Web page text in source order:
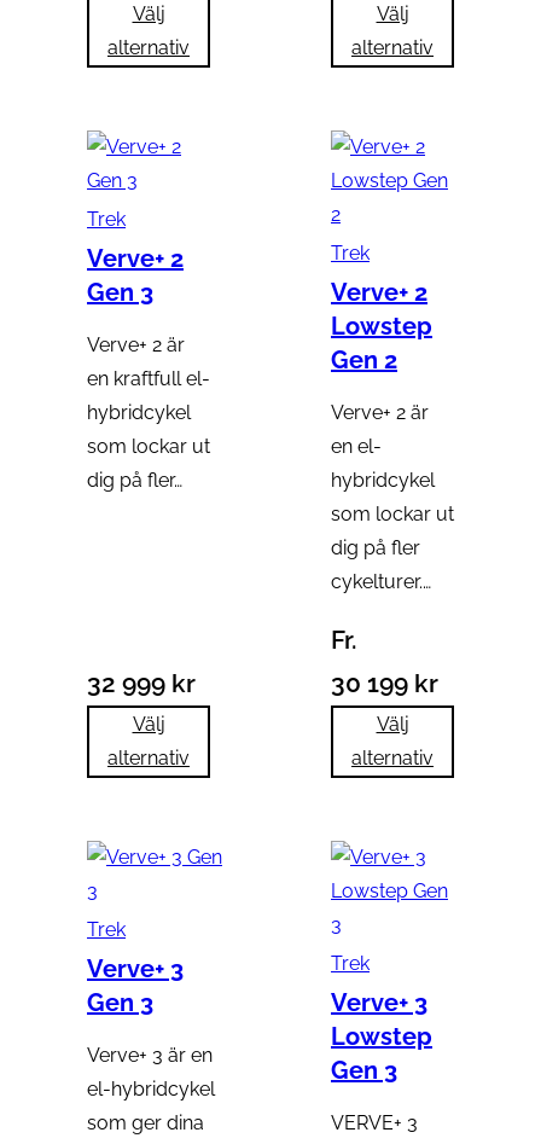
Välj
alternativ
Välj
alternativ
Trek
Verve+ 2
Gen 3
Verve+ 2 är
en kraftfull el-
hybridcykel
som lockar ut
dig på fler…
32 999 kr
Välj
alternativ
Trek
Verve+ 2
Lowstep
Gen 2
Verve+ 2 är
en el-
hybridcykel
som lockar ut
dig på fler
cykelturer.…
Fr.
30 199 kr
Välj
alternativ
Trek
Verve+ 3
Gen 3
Verve+ 3 är en
el-hybridcykel
som ger dina
Trek
Verve+ 3
Lowstep
Gen 3
VERVE+ 3